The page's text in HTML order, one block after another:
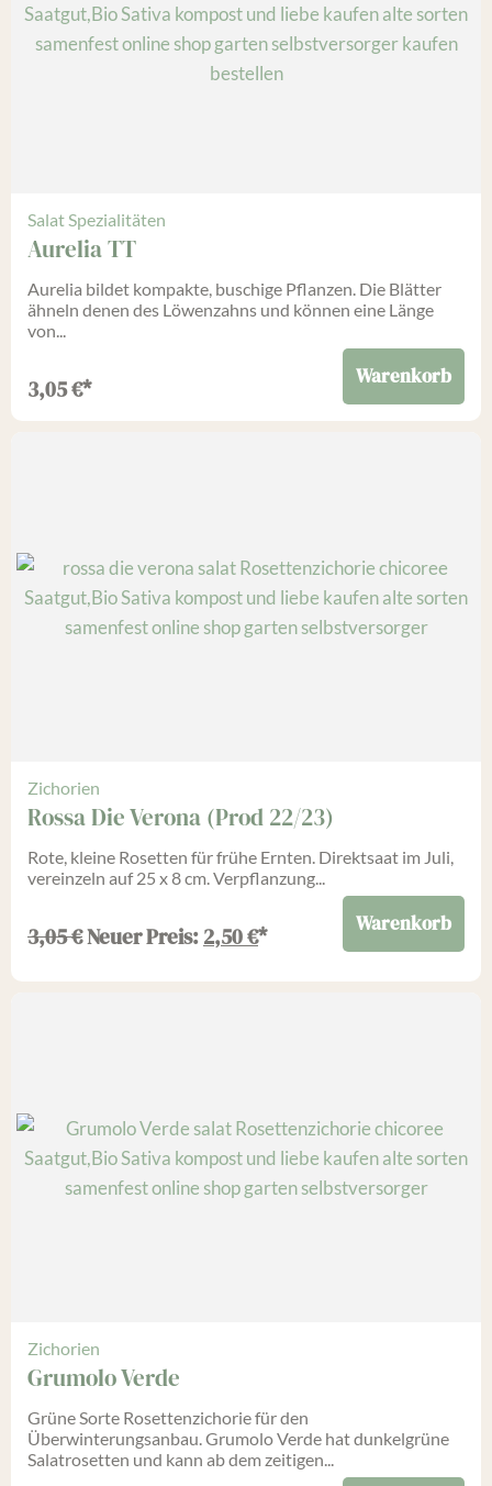
Salat Spezialitäten
Aurelia TT
Aurelia bildet kompakte, buschige Pflanzen. Die Blätter
ähneln denen des Löwenzahns und können eine Länge
von...
3,05€* Warenkorb
Zichorien
Rossa Die Verona (Prod 22/23)
Rote, kleine Rosetten für frühe Ernten. Direktsaat im Juli,
vereinzeln auf 25 x 8 cm. Verpflanzung...
3,05€Neuer Preis:2,50€* Warenkorb
Zichorien
Grumolo Verde
Grüne Sorte Rosettenzichorie für den
Überwinterungsanbau. Grumolo Verde hat dunkelgrüne
Salatrosetten und kann ab dem zeitigen...